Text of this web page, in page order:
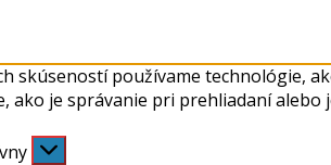
skúseností používame technológie,
ako je správanie pri prehliadaní